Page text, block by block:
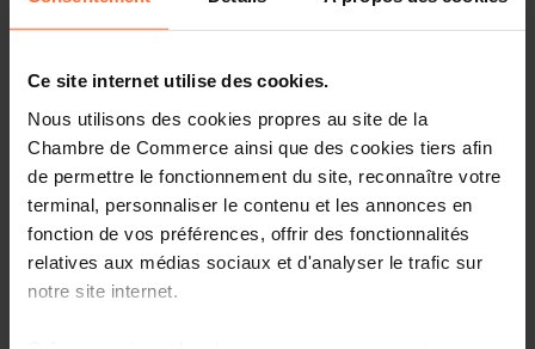
Ce site internet utilise des cookies.
Nous utilisons des cookies propres au site de la
Chambre de Commerce ainsi que des cookies tiers afin
de permettre le fonctionnement du site, reconnaître votre
terminal, personnaliser le contenu et les annonces en
fonction de vos préférences, offrir des fonctionnalités
relatives aux médias sociaux et d'analyser le trafic sur
notre site internet.